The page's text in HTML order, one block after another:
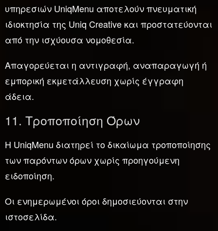
υπηρεσιών UniqMenu αποτελούν πνευματική
ιδιοκτησία της Uniq Creative και προστατεύονται
από την ισχύουσα νομοθεσία.
Απαγορεύεται η αντιγραφή, αναπαραγωγή ή
εμπορική εκμετάλλευση χωρίς έγγραφη
άδεια.
11. Τροποποίηση Όρων
Η UniqMenu διατηρεί το δικαίωμα τροποποίησης
των παρόντων όρων χωρίς προηγούμενη
ειδοποίηση.
Οι ενημερωμένοι όροι δημοσιεύονται στην
ιστοσελίδα.